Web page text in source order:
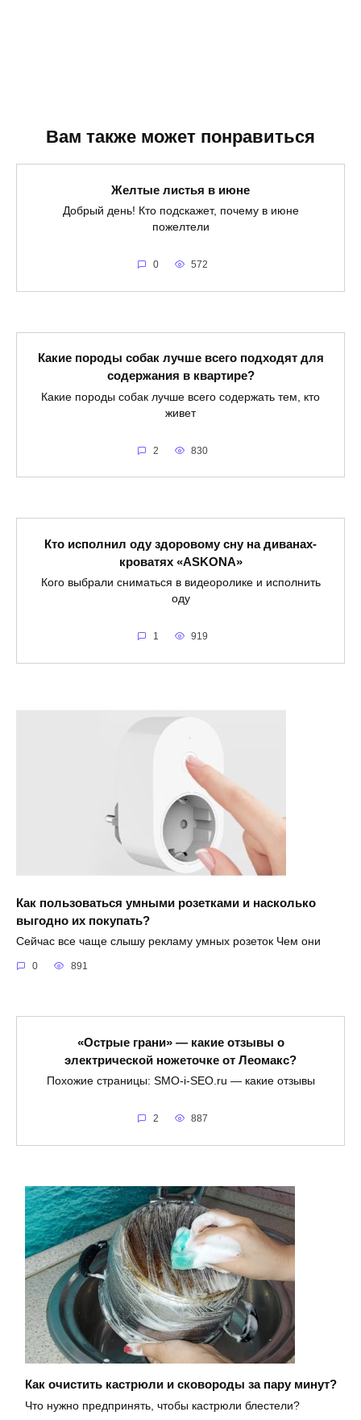
Вам также может понравиться
Желтые листья в июне
Добрый день! Кто подскажет, почему в июне
пожелтели
0 572
Какие породы собак лучше всего подходят для
содержания в квартире?
Какие породы собак лучше всего содержать тем, кто
живет
2 830
Кто исполнил оду здоровому сну на диванах-
кроватях «ASKONA»
Кого выбрали сниматься в видеоролике и исполнить
оду
1 919
Как пользоваться умными розетками и насколько
выгодно их покупать?
Сейчас все чаще слышу рекламу умных розеток Чем они
0 891
«Острые грани» — какие отзывы о
электрической ножеточке от Леомакс?
Похожие страницы: SMO-i-SEO.ru — какие отзывы
2 887
Как очистить кастрюли и сковороды за пару минут?
Что нужно предпринять, чтобы кастрюли блестели?